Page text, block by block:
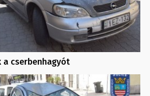
cserbenhagyót